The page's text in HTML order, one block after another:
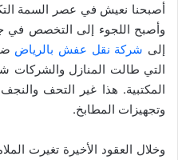
أصبحنا نعيش في عصر السمة
وأصبح اللجوء إلى التخصص في
إلى شركة نقل عفش بالرياض
التي طالت المنازل والشركات
المكتبية. هذا غير التحف والنجف،
وتجهيزات المطابخ.
وخلال العقود الأخيرة تغيرت